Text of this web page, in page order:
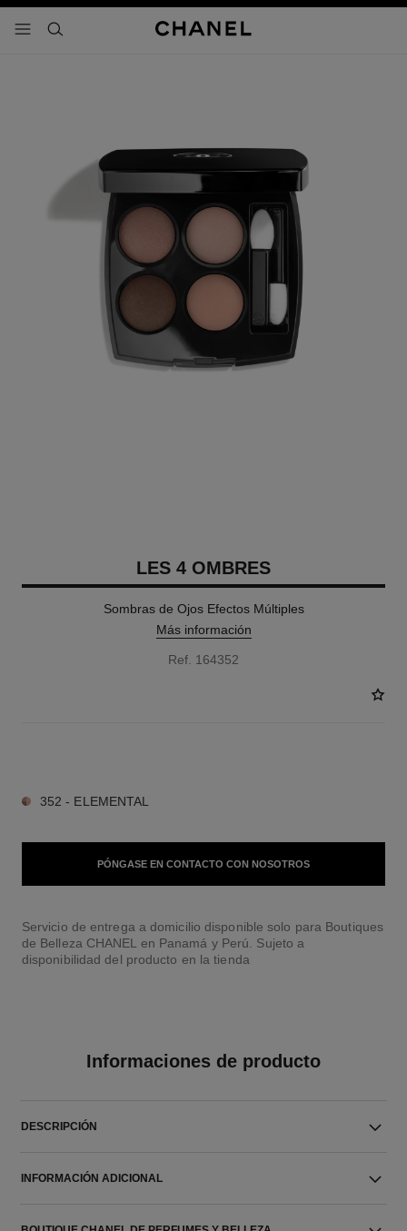
- navegación principal
buscar
LES 4 OMBRES
Sombras de Ojos Efectos Múltiples
Más información
Ref. 164352
352 - ELEMENTAL
PÓNGASE EN CONTACTO CON NOSOTROS
Servicio de entrega a domicilio disponible solo para Boutiques
de Belleza CHANEL en Panamá y Perú. Sujeto a
disponibilidad del producto en la tienda
Informaciones de producto
DESCRIPCIÓN
INFORMACIÓN ADICIONAL